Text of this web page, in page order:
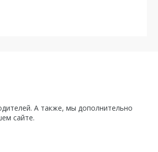
А также, мы дополнительно
сайте.